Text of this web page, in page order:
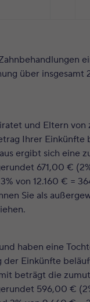
über insgesamt
und Eltern von
Ihrer Einkünfte
ergibt sich eine
671,00 €
von 12.160 € =
Sie als
haben eine
der Einkünfte
beträgt die
596,00 €